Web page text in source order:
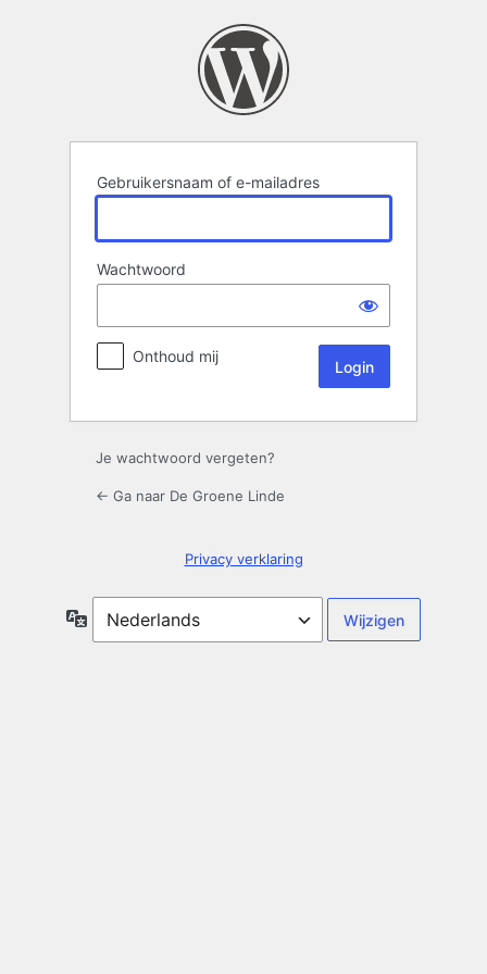
Gebruikersnaam of e-mailadres
Wachtwoord
Onthoud mij
Je wachtwoord vergeten?
← Ga naar De Groene Linde
Privacy verklaring
Taal